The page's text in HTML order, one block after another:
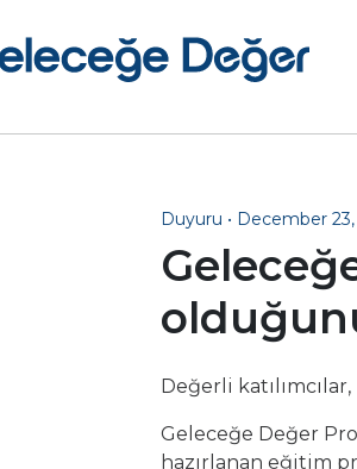
Duyuru • December
Değerli katılımcılar,
Geleceğe Değer
hazırlanan eğitim